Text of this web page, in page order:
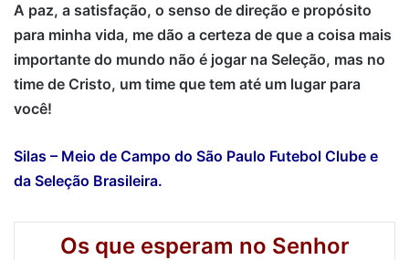
A paz, a satisfação, o senso de direção e propósito
para minha vida, me dão a certeza de que a coisa mais
importante do mundo não é jogar na Seleção, mas no
time de Cristo, um time que tem até um lugar para
você!
Silas – Meio de Campo do São Paulo Futebol Clube e
da Seleção Brasileira.
Os que esperam no Senhor